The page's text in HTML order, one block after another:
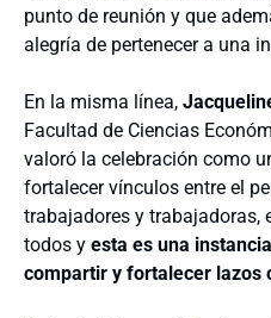
punto de reunión y que
alegría de pertenecer a una
En la misma línea,
Facultad de Ciencias
valoró la celebración como
fortalecer vínculos entre el
trabajadores y trabajadoras,
todos y esta es una
compartir y fortalecer lazos